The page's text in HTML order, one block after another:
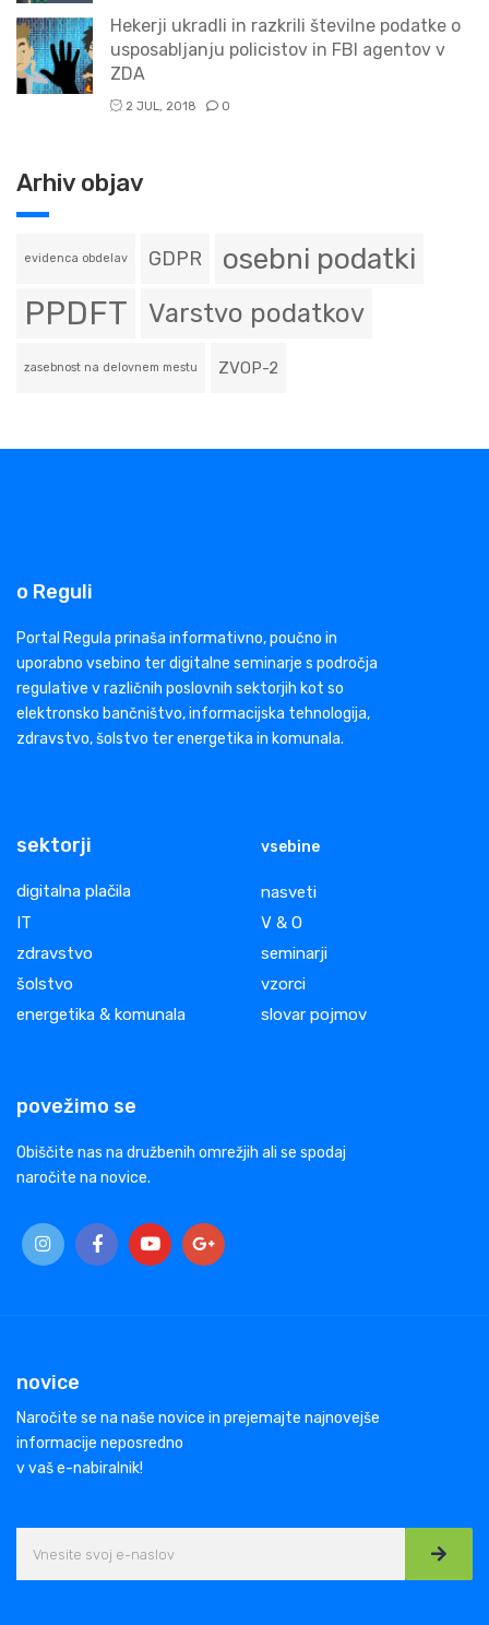
Hekerji ukradli in razkrili številne podatke o
usposabljanju policistov in FBI agentov v
ZDA
2 JUL, 2018 0
Arhiv objav
evidenca obdelav GDPR osebni podatki
PPDFT Varstvo podatkov
zasebnost na delovnem mestu ZVOP-2
o Reguli
Portal Regula prinaša informativno, poučno in
uporabno vsebino ter digitalne seminarje s področja
regulative v različnih poslovnih sektorjih kot so
elektronsko bančništvo, informacijska tehnologija,
zdravstvo, šolstvo ter energetika in komunala.
sektorji
digitalna plačila
IT
zdravstvo
šolstvo
energetika & komunala
vsebine
nasveti
V & O
seminarji
vzorci
slovar pojmov
povežimo se
Obiščite nas na družbenih omrežjih ali se spodaj
naročite na novice.
novice
Naročite se na naše novice in prejemajte najnovejše
informacije neposredno
v vaš e-nabiralnik!